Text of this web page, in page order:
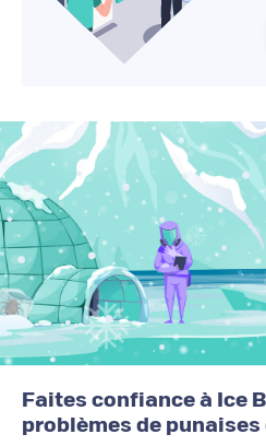
Faites confiance à Ice
problèmes de punaises